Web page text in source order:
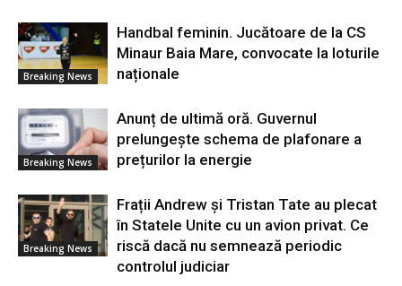
Breaking News
Handbal feminin. Jucătoare de la CS
Minaur Baia Mare, convocate la loturile
naționale
Breaking News
Anunț de ultimă oră. Guvernul
prelungește schema de plafonare a
prețurilor la energie
Breaking News
Frații Andrew și Tristan Tate au plecat
în Statele Unite cu un avion privat. Ce
riscă dacă nu semnează periodic
controlul judiciar